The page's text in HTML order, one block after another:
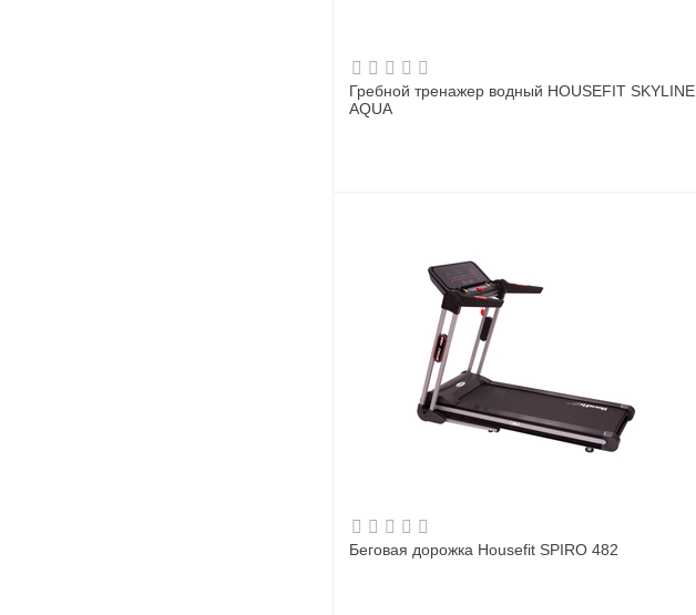
Гребной тренажер водный HOUSEFIT SKYLINE
AQUA
Беговая дорожка Housefit SPIRO 482